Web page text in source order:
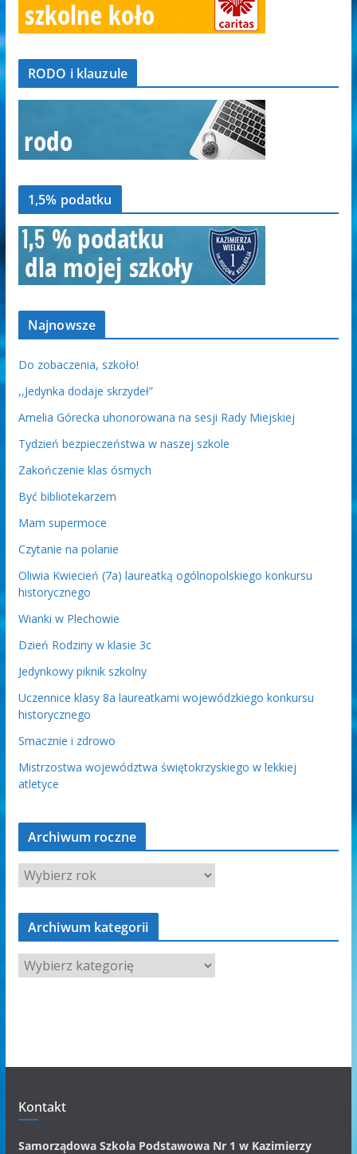
RODO i klauzule
1,5% podatku
Najnowsze
Do zobaczenia, szkoło!
,,Jedynka dodaje skrzydeł”
Amelia Górecka uhonorowana na sesji Rady Miejskiej
Tydzień bezpieczeństwa w naszej szkole
Zakończenie klas ósmych
Być bibliotekarzem
Mam supermoce
Czytanie na polanie
Oliwia Kwiecień (7a) laureatką ogólnopolskiego konkursu
historycznego
Wianki w Plechowie
Dzień Rodziny w klasie 3c
Jedynkowy piknik szkolny
Uczennice klasy 8a laureatkami wojewódzkiego konkursu
historycznego
Smacznie i zdrowo
Mistrzostwa województwa świętokrzyskiego w lekkiej
atletyce
Archiwum roczne
Archiwum kategorii
A
r
m
k
a
Kontakt
Samorządowa Szkoła Podstawowa Nr 1 w Kazimierzy